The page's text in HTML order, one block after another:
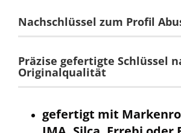
Nachschlüssel zum Profil
Präzise gefertigte Schlüssel
Originalqualität
gefertigt mit